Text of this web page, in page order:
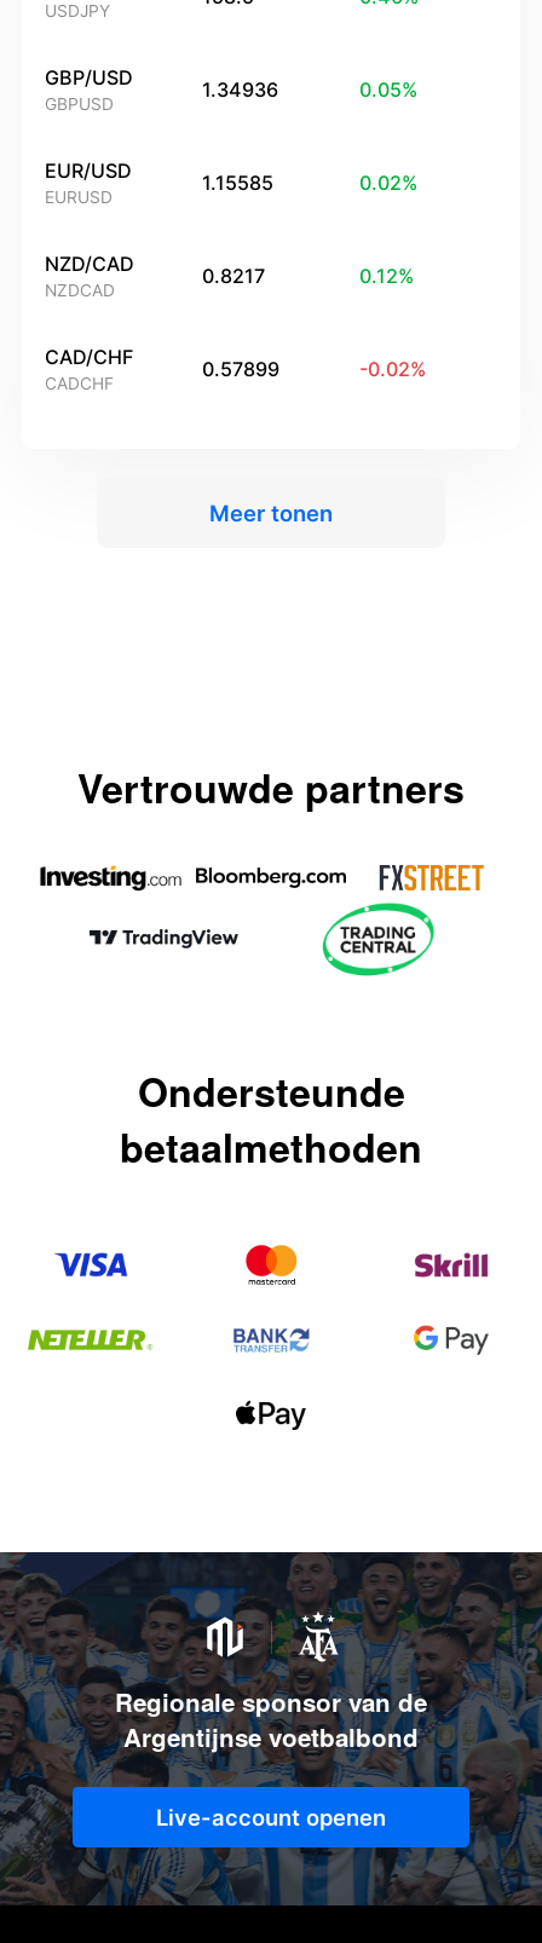
USDJPY
GBP/USD
GBPUSD
1.34936 0.05%
EUR/USD
EURUSD
1.15585 0.02%
NZD/CAD
NZDCAD
0.8217 0.12%
CAD/CHF
CADCHF
0.57899 -0.02%
Meer tonen
Vertrouwde partners
Ondersteunde
betaalmethoden
Regionale sponsor van de
Argentijnse voetbalbond
Live-account openen